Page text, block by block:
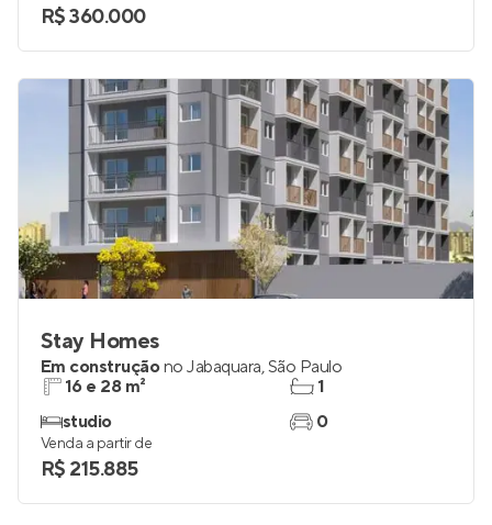
R$ 360.000
Stay Homes
Em construçãono Jabaquara,São Paulo
16 e 28 m²
studio
1
0
Venda a partir de
R$ 215.885